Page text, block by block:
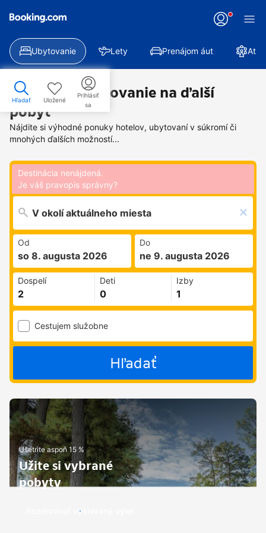
Ubytovanie Lety Prenájom áut
Hľadať Uložené
Prihlásiť
sa
Nájdite si ubytovanie na ďalší
pobyt
Nájdite si výhodné ponuky hotelov, ubytovaní v súkromí či
mnohých ďalších možností...
Destinácia nenájdená.
Je váš pravopis správny?
Od
so 8. augusta 2026
Do
ne 9. augusta 2026
Dospelí Deti Izby
Cestujem služobne
Hľadať
Ušetrite aspoň 15 %
Užite si vybrané
pobyty
Rezervovať vysnívaný výlet